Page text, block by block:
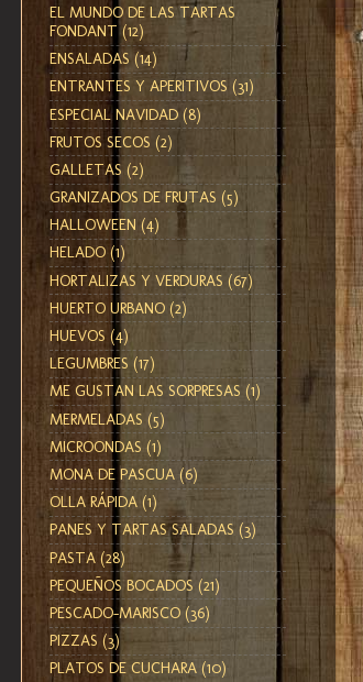
EL MUNDO DE LAS TARTAS
FONDANT (12)
ENSALADAS (14)
ENTRANTES Y APERITIVOS (31)
ESPECIAL NAVIDAD (8)
FRUTOS SECOS (2)
GALLETAS (2)
GRANIZADOS DE FRUTAS (5)
HALLOWEEN (4)
HELADO (1)
HORTALIZAS Y VERDURAS (67)
HUERTO URBANO (2)
HUEVOS (4)
LEGUMBRES (17)
ME GUSTAN LAS SORPRESAS (1)
MERMELADAS (5)
MICROONDAS (1)
MONA DE PASCUA (6)
OLLA RÁPIDA (1)
PANES Y TARTAS SALADAS (3)
PASTA (28)
PEQUEÑOS BOCADOS (21)
PESCADO-MARISCO (36)
PIZZAS (3)
PLATOS DE CUCHARA (10)